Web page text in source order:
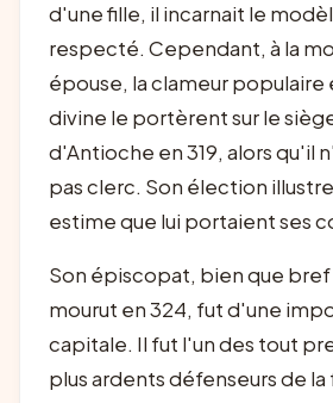
d'une fille, il incarnait le
respecté. Cependant, à la
épouse, la clameur populaire
divine le portèrent sur le
d'Antioche en 319, alors qu'il
pas clerc. Son élection
estime que lui portaient ses
Son épiscopat, bien que
mourut en 324, fut d'une
capitale. Il fut l'un des tout
plus ardents défenseurs de